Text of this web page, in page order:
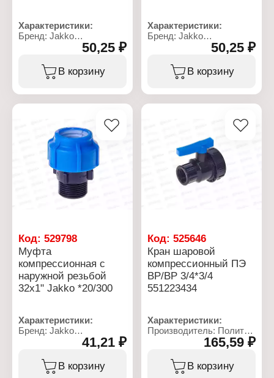
Характеристики:
Бренд: Jakko
Артикул: 704026324T
Тип товара: Муфта
Тип: компрессионная
Вид: переходная
Резьба присоединения:
Рабочее давление: до 10
Температура
применения: от 0 до +40
50,25 ₽
В корзину
Характеристики:
Бренд: Jakko
Артикул: 704025322T
Тип товара: Муфта
Тип: компрессионная
Вид: переходная
Резьба присоединения:
Рабочее давление: до 10
Температура
применения: от 0 до +40
50,25 ₽
В корзину
Код: 529798
Муфта
компрессионная с
наружной резьбой
32x1" Jakko *20/300
Характеристики:
Бренд: Jakko
Артикул: 704042325T
Тип товара: Муфта
Тип: компрессионная
Вид: переходная
41,21 ₽
В корзину
Код:525646
Кран шаровой
компрессионный ПЭ
ВР/ВР 3/4*3/4
551223434
Характеристики:
Производитель: Политек
Линейка: ТПК-АКВА
Артикул: 551223434
Тип товара: Кран
Тип: компрессионный
165,59 ₽
В корзину